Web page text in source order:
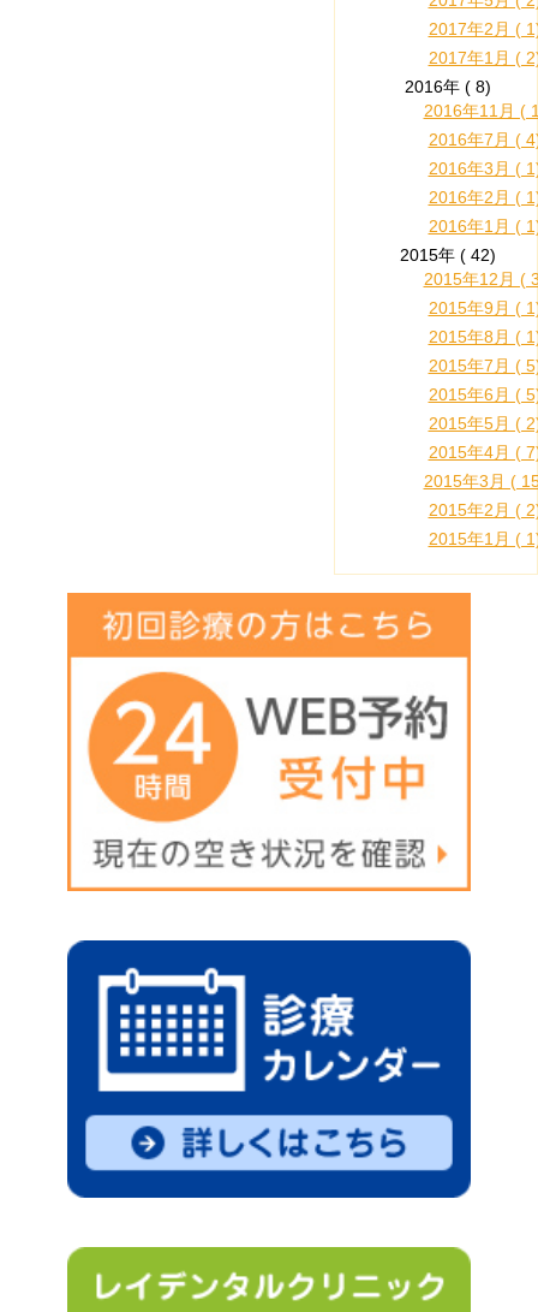
2017年2月 (
2017年1月 (
2016年 ( 8)
2016年11月 (
2016年7月 (
2016年3月 (
2016年2月 (
2016年1月 (
2015年 ( 42)
2015年12月 (
2015年9月 (
2015年8月 (
2015年7月 (
2015年6月 (
2015年5月 (
2015年4月 (
2015年3月 (
2015年2月 (
2015年1月 (